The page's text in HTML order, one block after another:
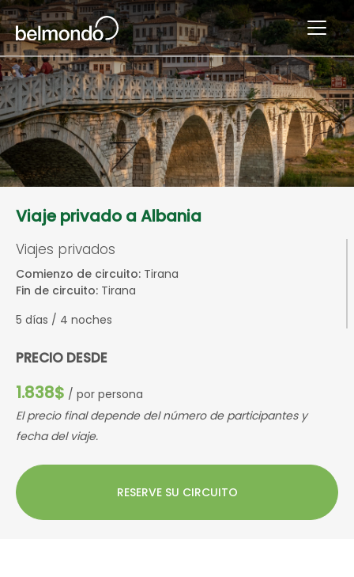
Viaje privado a Albania
Viajes privados
Comienzo de circuito: Tirana
Fin de circuito: Tirana
5 días / 4 noches
PRECIO DESDE
1.838$ / por persona
El precio final depende del número de participantes y
fecha del viaje.
RESERVE SU CIRCUITO